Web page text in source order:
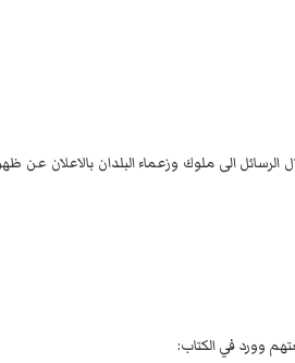
الى ملوك وزعماء البلدان بالاعلان عن
وورد في الكتاب: